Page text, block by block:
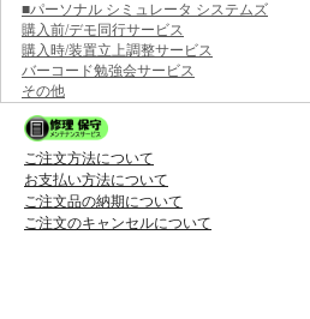
■パーソナル シミュレータ システムズ
購入前/デモ同行サービス
購入時/装置立上調整サービス
バーコード勉強会サービス
その他
ご注文方法について
お支払い方法について
ご注文品の納期について
ご注文のキャンセルについて